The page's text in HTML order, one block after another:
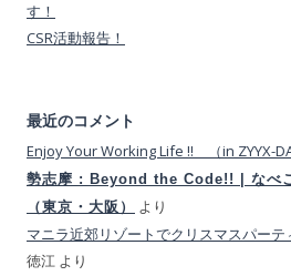
す！
CSR活動報告！
最近のコメント
Enjoy Your Working Life !! （in ZYYX-
勢志摩 : Beyond the Code!! | なべ
（東京・大阪）
より
マニラ近郊リゾートでクリスマスパーテ
徳江 より